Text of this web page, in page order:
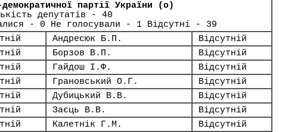
партії України (о)
депутатів - 40
- 0 Не голосували - 1 Відсутні - 39
Андресюк Б.П.
Відсутній
Борзов В.П.
Відсутній
Гайдош І.Ф.
Відсутній
Грановський О.Г.
Відсутній
Дубицький В.В.
Відсутній
Заєць В.В.
Відсутній
Калетнік Г.М.
Відсутній